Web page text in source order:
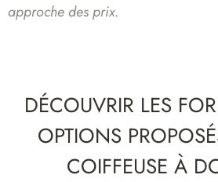
approche des prix.
DÉCOUVRIR LES
OPTIONS
COIFFEUSE À